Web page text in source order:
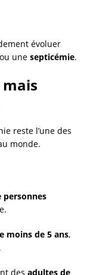
évoluer
ou une septicémie.
reste l’une des
monde.
personnes
moins de 5 ans,
.
des adultes de